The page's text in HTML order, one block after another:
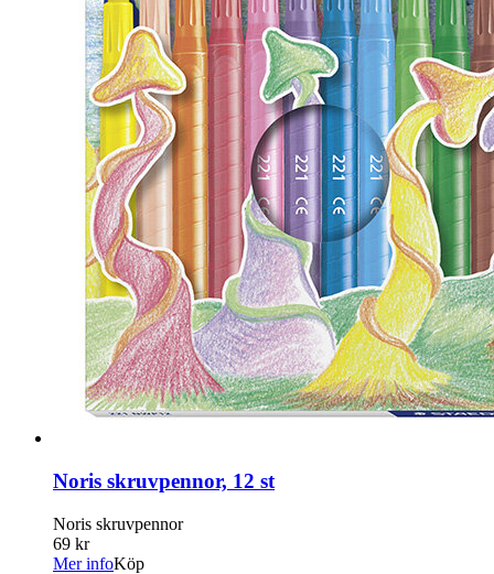
Noris skruvpennor, 12 st
Noris skruvpennor
69 kr
Mer infoKöp